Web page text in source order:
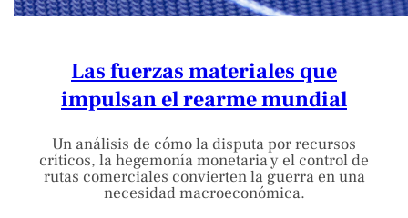
Las fuerzas materiales que
impulsan el rearme mundial
Un análisis de cómo la disputa por recursos
críticos, la hegemonía monetaria y el control de
rutas comerciales convierten la guerra en una
necesidad macroeconómica.